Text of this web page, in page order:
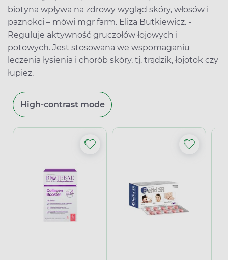
biotyna wpływa na zdrowy wygląd skóry, włosów i
paznokci – mówi mgr farm. Eliza Butkiewicz. -
Reguluje aktywność gruczołów łojowych i
potowych. Jest stosowana we wspomaganiu
leczenia łysienia i chorób skóry, tj. trądzik, łojotok czy
łupież.
High-contrast mode